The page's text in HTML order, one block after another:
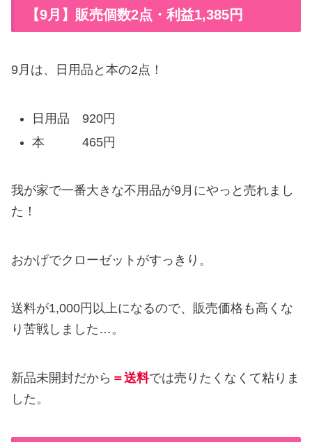
【9月】販売個数2点・利益1,385円
9月は、日用品と本の2点！
日用品 920円
本 465円
我が家で一番大きな不用品が9月にやっと売れまし
た！
おかげでクローゼットがすっきり。
送料が1,000円以上になるので、販売価格も高くな
り苦戦しました…。
新品未開封だから ＝送料では売りたくなくて粘りま
した。